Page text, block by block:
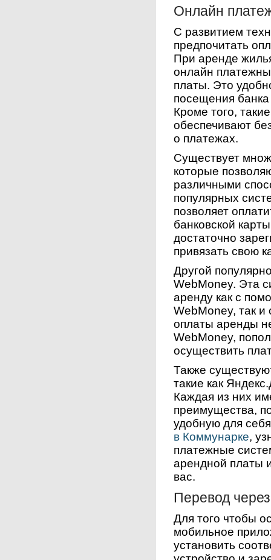
Онлайн
С развитием
предпочитать
При аренде
онлайн
платы. Это
посещения банка
Кроме того,
обеспечивают
о платежах.
Существует
которые
различными
популярных
позволяет
банковской
достаточно
привязать свою
Другой
WebMoney. Эта
аренду как с
WebMoney, так
оплаты аренды
WebMoney,
осуществить
Также
такие как
Каждая из них
преимущества,
удобную для
в Коммунарке,
платежные
арендной платы
вас.
Перевод
Для того чтобы
мобильное
установить